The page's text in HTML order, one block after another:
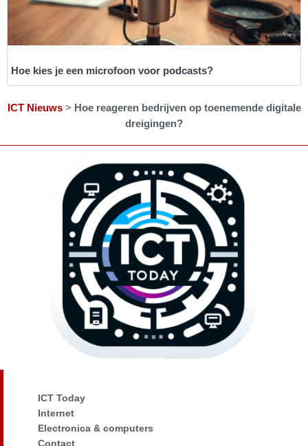
Hoe kies je een microfoon voor podcasts?
ICT Nieuws> Hoe reageren bedrijven op toenemende digitale
dreigingen?
ICT Today
Internet
Electronica & computers
Contact